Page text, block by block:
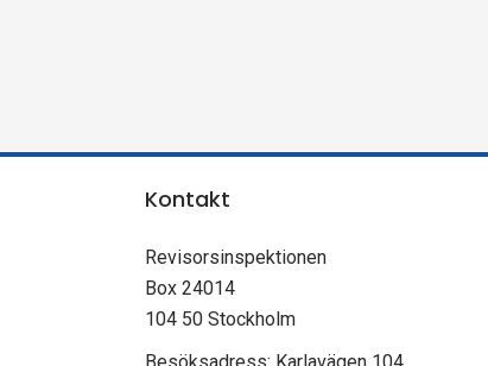
Kontakt
Revisorsinspektionen
Box 24014
104 50 Stockholm